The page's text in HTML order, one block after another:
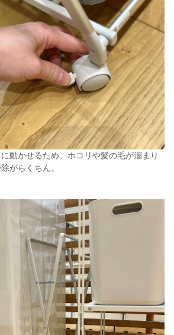
動かせるため、ホコリや髪の毛が溜まり
がらくちん。